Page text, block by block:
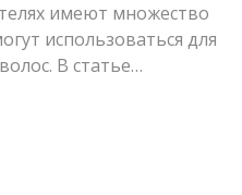
имеют множество
использоваться для
В статье
комфорта гостей.
факты и полезные